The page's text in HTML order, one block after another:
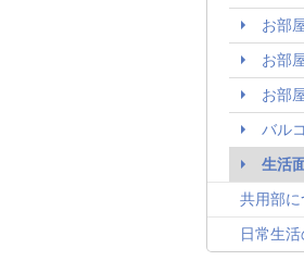
お部
お部
お部
バル
生活
共用部に
日常生